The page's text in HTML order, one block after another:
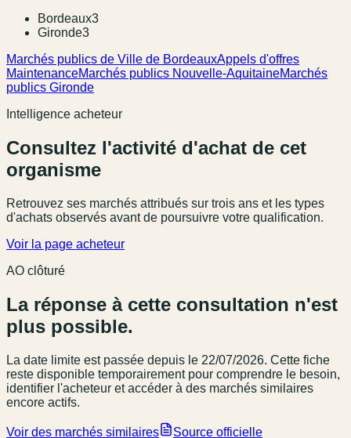
Bordeaux3
Gironde3
Marchés publics de Ville de BordeauxAppels d'offres
MaintenanceMarchés publics Nouvelle-AquitaineMarchés
publics Gironde
Intelligence acheteur
Consultez l'activité d'achat de cet
organisme
Retrouvez ses marchés attribués sur trois ans et les types
d'achats observés avant de poursuivre votre qualification.
Voir la page acheteur
AO clôturé
La réponse à cette consultation n'est
plus possible.
La date limite est passée depuis le 22/07/2026. Cette fiche
reste disponible temporairement pour comprendre le besoin,
identifier l'acheteur et accéder à des marchés similaires
encore actifs.
Voir des marchés similaires Source officielle